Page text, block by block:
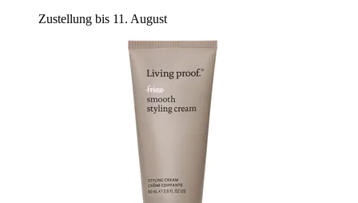
Zustellung bis 11. August